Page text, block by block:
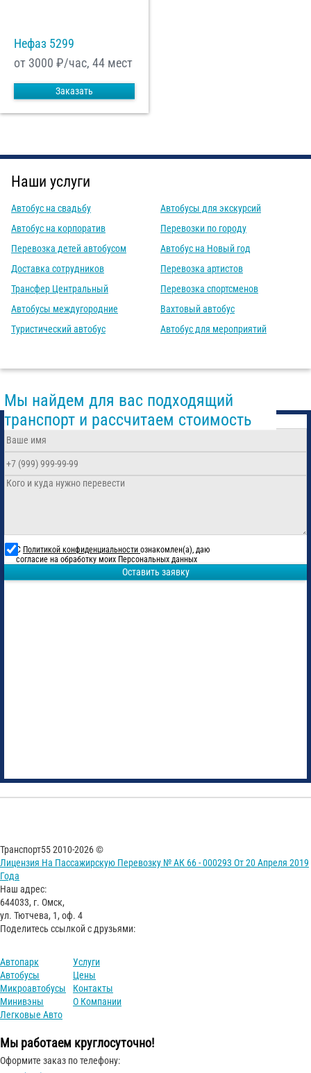
Нефаз 5299
от 3000 ₽/час, 44 мест
Заказать
Наши услуги
Автобус на свадьбу
Автобус на корпоратив
Перевозка детей автобусом
Доставка сотрудников
Трансфер Центральный
Автобусы междугородние
Туристический автобус
Автобусы для экскурсий
Перевозки по городу
Автобус на Новый год
Перевозка артистов
Перевозка спортсменов
Вахтовый автобус
Автобус для мероприятий
Мы найдем для вас подходящий
транспорт и рассчитаем стоимость
С Политикой конфиденциальности ознакомлен(а), даю
согласие на обработку моих Персональных данных
Оставить заявку
Транспорт55 2010-2026 ©
Лицензия На Пассажирскую Перевозку № АК 66 - 000293 От 20 Апреля 2019
Года
Наш адрес:
644033, г. Омск,
ул. Тютчева, 1, оф. 4
Поделитесь ссылкой с друзьями:
Автопарк
Автобусы
Микроавтобусы
Минивэны
Легковые Авто
Услуги
Цены
Контакты
О Компании
Мы работаем круглосуточно!
Оформите заказ по телефону: